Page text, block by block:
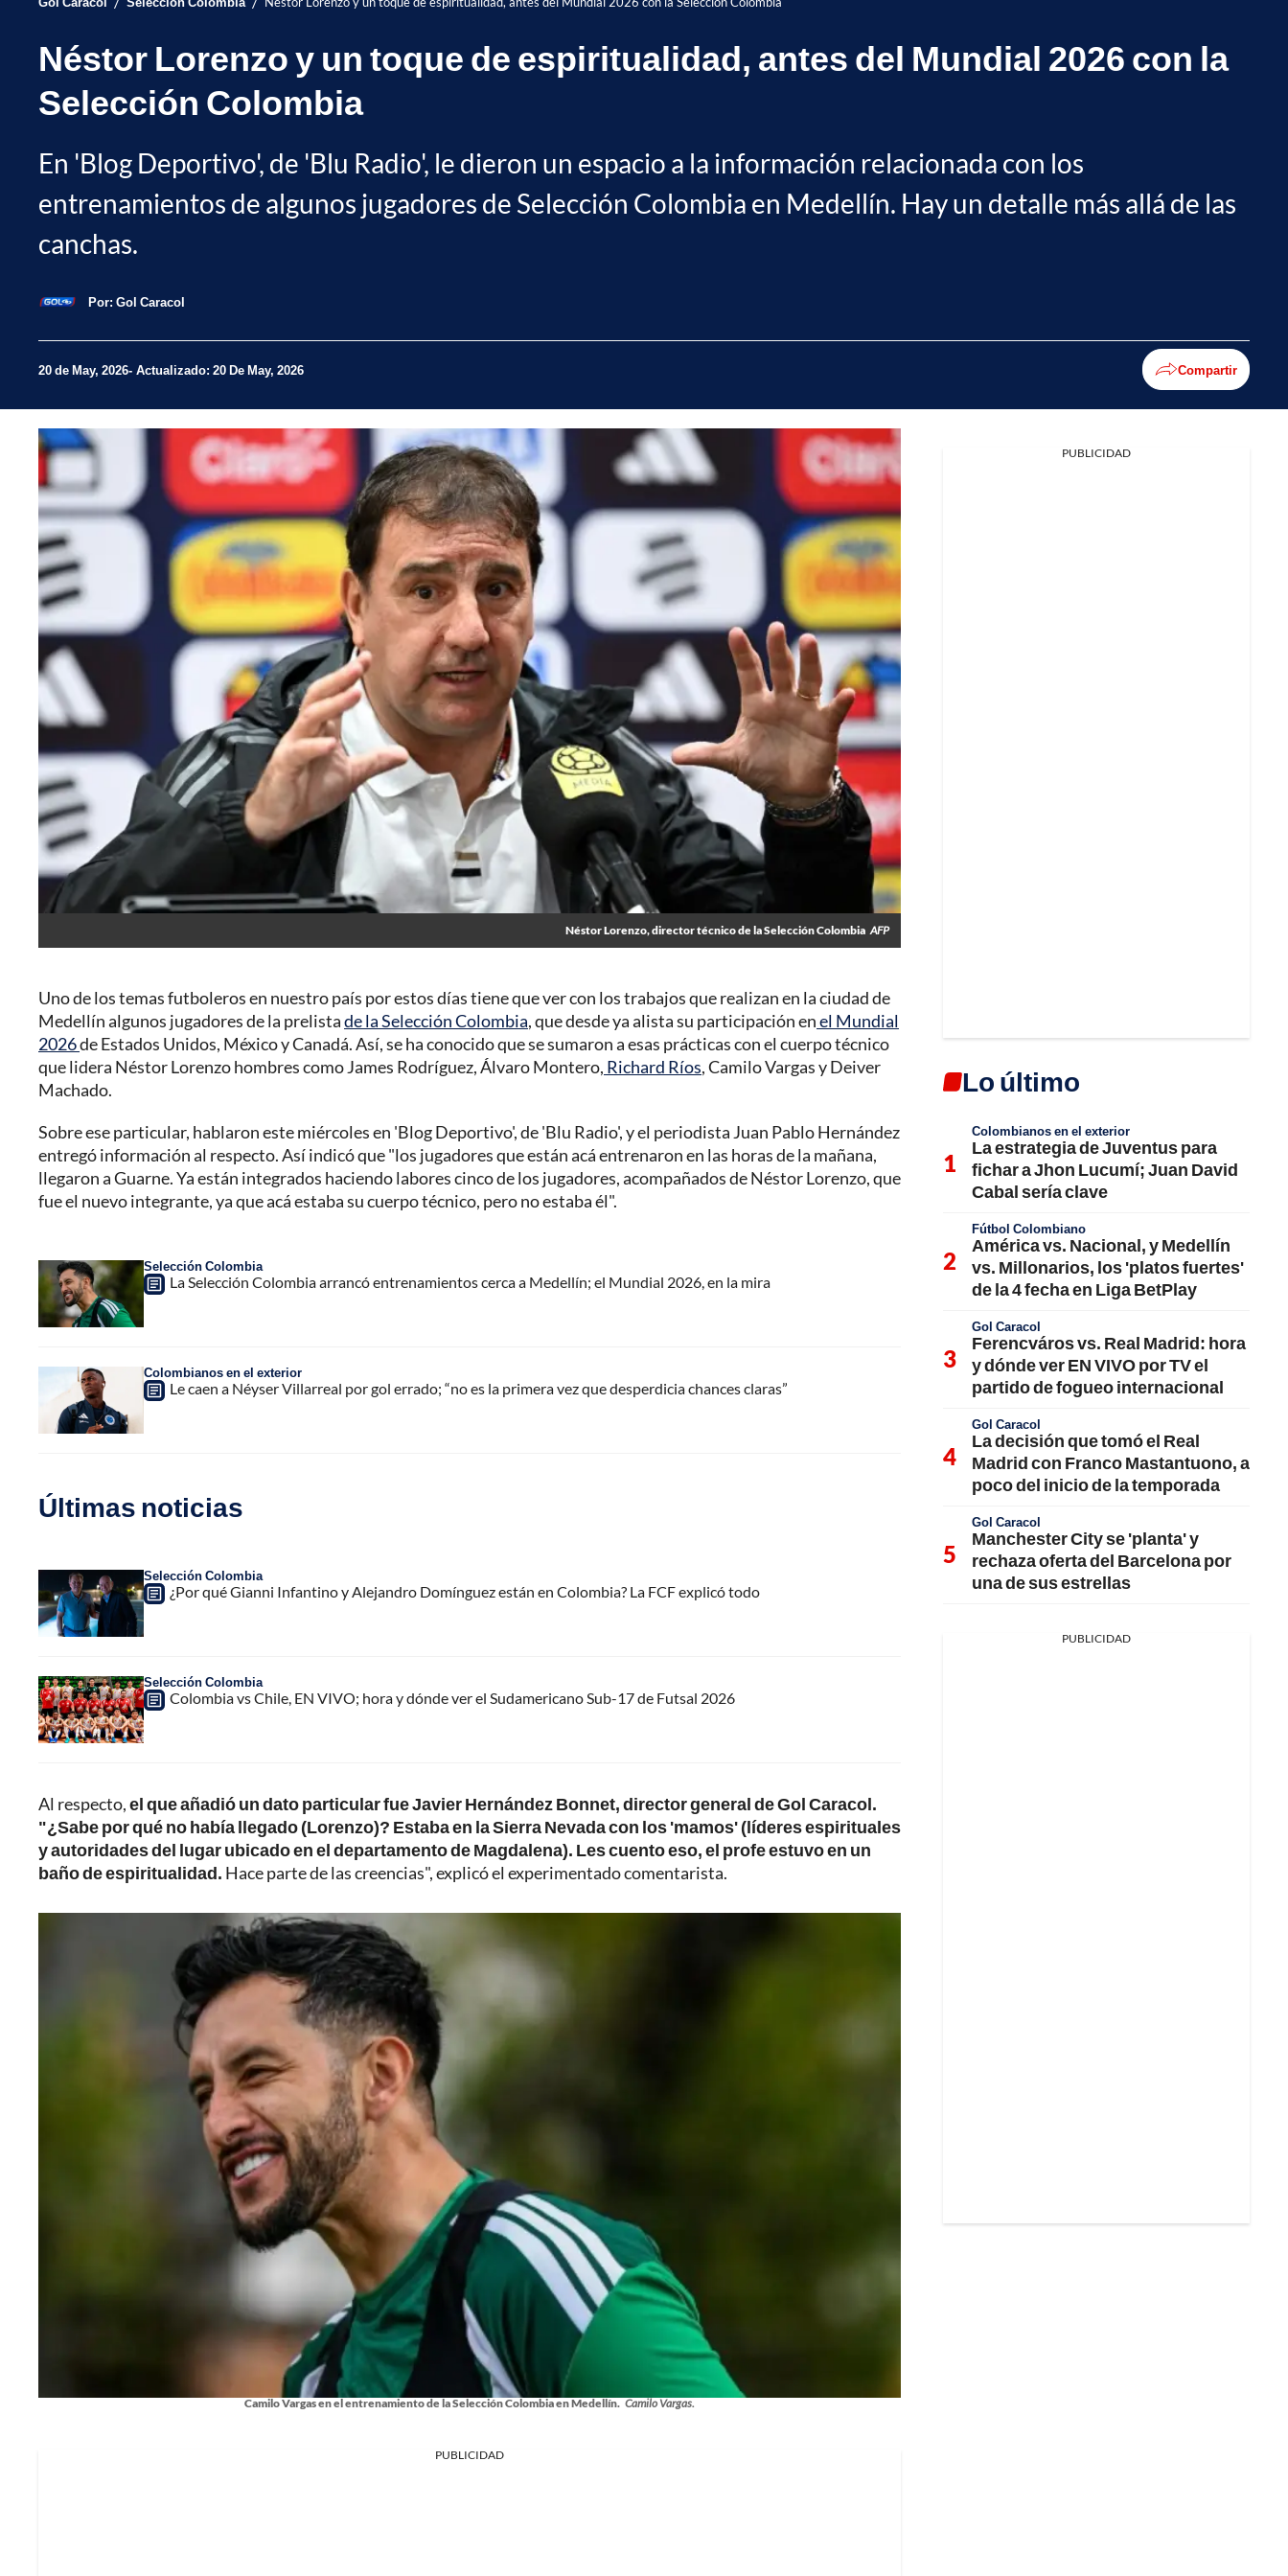
Néstor Lorenzo y un toque de espiritualidad, antes del Mundial 2026 con la
Selección Colombia
En 'Blog Deportivo', de 'Blu Radio', le dieron un espacio a la información relacionada con los
entrenamientos de algunos jugadores de Selección Colombia en Medellín. Hay un detalle más allá de las
canchas.
Por: Gol Caracol
20 de May, 2026 Actualizado: 20 De May, 2026 Compartir
Néstor Lorenzo, director técnico de la Selección Colombia AFP
Uno de los temas futboleros en nuestro país por estos días tiene que ver con los trabajos que realizan en la ciudad de
Medellín algunos jugadores de la prelistade la Selección Colombia, que desde ya alista su participación enel Mundial
2026de Estados Unidos, México y Canadá. Así, se ha conocido que se sumaron a esas prácticas con el cuerpo técnico
que lidera Néstor Lorenzo hombres como James Rodríguez, Álvaro Montero, Richard Ríos, Camilo Vargas y Deiver
Machado.
Sobre ese particular, hablaron este miércoles en 'Blog Deportivo', de 'Blu Radio', y el periodista Juan Pablo Hernández
entregó información al respecto. Así indicó que "los jugadores que están acá entrenaron en las horas de la mañana,
llegaron a Guarne. Ya están integrados haciendo labores cinco de los jugadores, acompañados de Néstor Lorenzo, que
fue el nuevo integrante, ya que acá estaba su cuerpo técnico, pero no estaba él".
Selección Colombia
La Selección Colombia arrancó entrenamientos cerca a Medellín; el Mundial 2026, en la mira
Colombianos en el exterior
Le caen a Néyser Villarreal por gol errado; “no es la primera vez que desperdicia chances claras”
Últimas noticias
Selección Colombia
¿Por qué Gianni Infantino y Alejandro Domínguez están en Colombia? La FCF explicó todo
Selección Colombia
Colombia vs Chile, EN VIVO; hora y dónde ver el Sudamericano Sub-17 de Futsal 2026
Al respecto,el que añadió un dato particular fue Javier Hernández Bonnet, director general de Gol Caracol.
"¿Sabe por qué no había llegado (Lorenzo)? Estaba en la Sierra Nevada con los 'mamos' (líderes espirituales
y autoridades del lugar ubicado en el departamento de Magdalena). Les cuento eso, el profe estuvo en un
baño de espiritualidad. Hace parte de las creencias", explicó el experimentado comentarista.
Camilo Vargas en el entrenamiento de la Selección Colombia en Medellín. Camilo Vargas.
PUBLICIDAD
PUBLICIDAD
Lo último
Colombianos en el exterior
La estrategia de Juventus para
fichar a Jhon Lucumí; Juan David
Cabal sería clave
Fútbol Colombiano
América vs. Nacional, y Medellín
vs. Millonarios, los 'platos fuertes'
de la 4 fecha en Liga BetPlay
Gol Caracol
Ferencváros vs. Real Madrid: hora
y dónde ver EN VIVO por TV el
partido de fogueo internacional
Gol Caracol
La decisión que tomó el Real
Madrid con Franco Mastantuono, a
poco del inicio de la temporada
Gol Caracol
Manchester City se 'planta' y
rechaza oferta del Barcelona por
una de sus estrellas
PUBLICIDAD